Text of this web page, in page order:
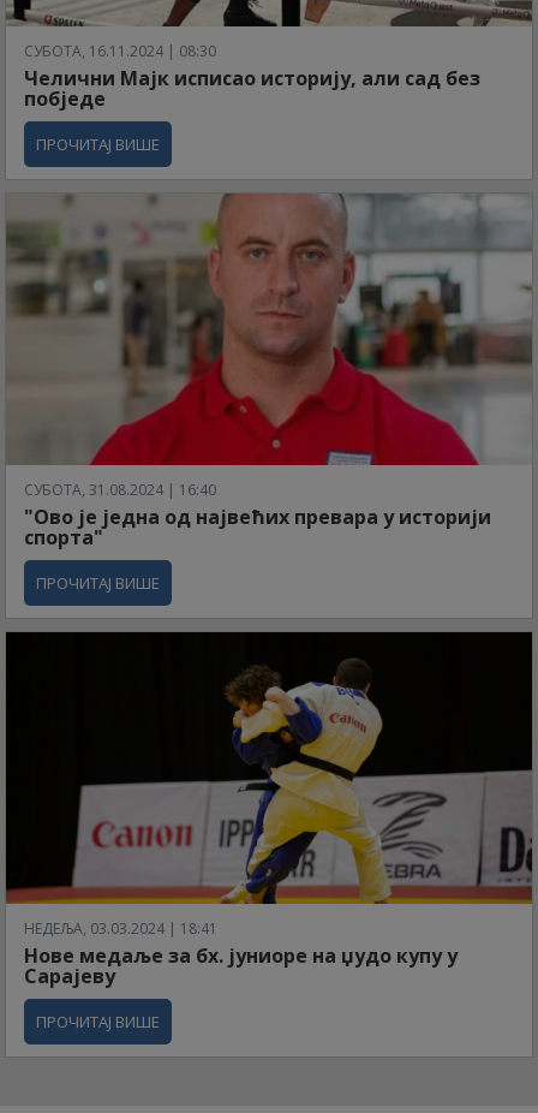
СУБОТА, 16.11.2024 | 08:30
Челични Мајк исписао историју, али сад без
побједе
ПРОЧИТАЈ ВИШЕ
СУБОТА, 31.08.2024 | 16:40
"Ово је једна од највећих превара у историји
спорта"
ПРОЧИТАЈ ВИШЕ
НЕДЕЉА, 03.03.2024 | 18:41
Нове медаље за бх. јуниоре на џудо купу у
Сарајеву
ПРОЧИТАЈ ВИШЕ